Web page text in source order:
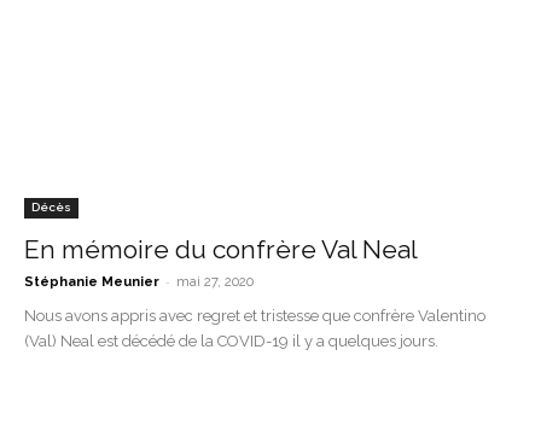
Décès
En mémoire du confrère Val Neal
Stéphanie Meunier - mai 27, 2020
Nous avons appris avec regret et tristesse que confrère Valentino
(Val) Neal est décédé de la COVID-19 il y a quelques jours.